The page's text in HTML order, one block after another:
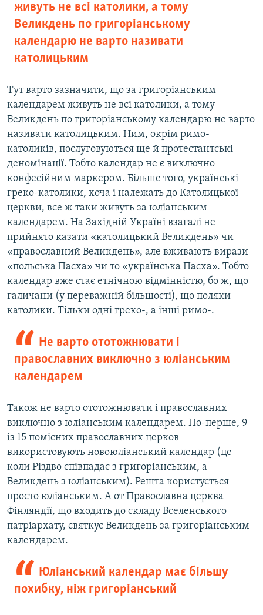
живуть не всі католики, а тому
Великдень по григоріанському
календарю не варто називати
католицьким
Тут варто зазначити, що за григоріанським
календарем живуть не всі католики, а тому
Великдень по григоріанському календарю не варто
називати католицьким. Ним, окрім римо-
католиків, послуговуються ще й протестантські
деномінації. Тобто календар не є виключно
конфесійним маркером. Більше того, українські
греко-католики, хоча і належать до Католицької
церкви, все ж таки живуть за юліанським
календарем. На Західній Україні взагалі не
прийнято казати «католицький Великдень» чи
«православний Великдень», але вживають вирази
«польська Пасха» чи то «українська Пасха». Тобто
календар вже стає етнічною відмінністю, бо ж, що
галичани (у переважній більшості), що поляки –
католики. Тільки одні греко-, а інші римо-.
Не варто ототожнювати і
православних виключно з юліанським
календарем
Також не варто ототожнювати і православних
виключно з юліанським календарем. По-перше, 9
із 15 помісних православних церков
використовують новоюліанський календар (це
коли Різдво співпадає з григоріанським, а
Великдень з юліанським). Решта користується
просто юліанським. А от Православна церква
Фінляндії, що входить до складу Вселенського
патріархату, святкує Великдень за григоріанським
календарем.
Юліанський календар має більшу
похибку, ніж григоріанський